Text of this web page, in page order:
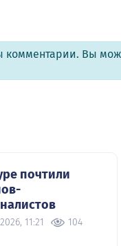
комментарии. Вы
почтили
11:21 104